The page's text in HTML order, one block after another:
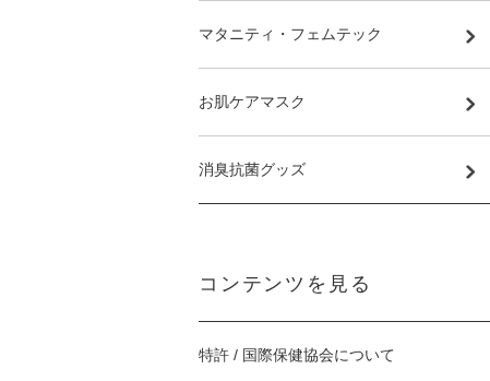
マタニティ・フェムテック
お肌ケアマスク
消臭抗菌グッズ
コンテンツを見る
特許 / 国際保健協会について